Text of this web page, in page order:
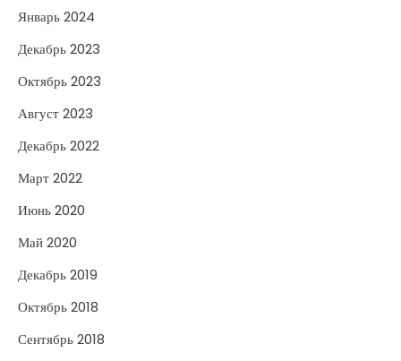
Январь 2024
Декабрь 2023
Октябрь 2023
Август 2023
Декабрь 2022
Март 2022
Июнь 2020
Май 2020
Декабрь 2019
Октябрь 2018
Сентябрь 2018